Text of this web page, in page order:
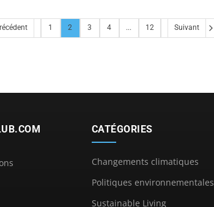
1 2 3 4 ... 12 Suivant
CATÉGORIES
Changements climatiques
Politiques environnementales
Sustainable Living